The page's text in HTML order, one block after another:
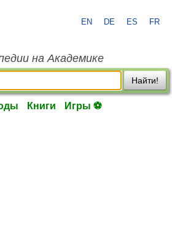
EN DE ES FR
на Академике
Найти!
Книги Игры ⚽